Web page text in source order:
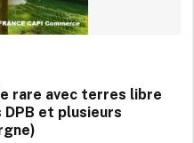
rare avec terres libre
et plusieurs